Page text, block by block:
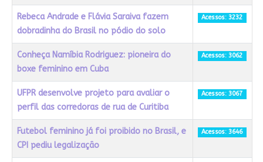
Rebeca Andrade e Flávia Saraiva fazem
dobradinha do Brasil no pódio do solo
Acessos: 3232
Conheça Namíbia Rodriguez: pioneira do
boxe feminino em Cuba
Acessos: 3062
UFPR desenvolve projeto para avaliar o
perfil das corredoras de rua de Curitiba
Acessos: 3067
Futebol feminino já foi proibido no Brasil, e
CPI pediu legalização
Acessos: 3646